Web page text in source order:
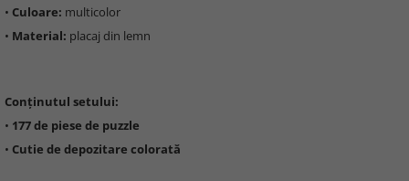
• Culoare: multicolor
• Material: placaj din lemn
Conținutul setului:
• 177 de piese de puzzle
• Cutie de depozitare colorată